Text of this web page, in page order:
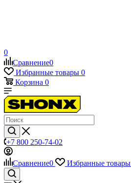
0
Сравнение0
Избранные товары 0
Корзина 0
+7 800 250-74-02
Сравнение0 Избранные товары